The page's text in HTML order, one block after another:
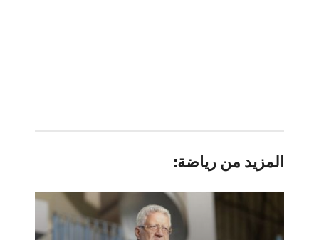
المزيد من رياضة: